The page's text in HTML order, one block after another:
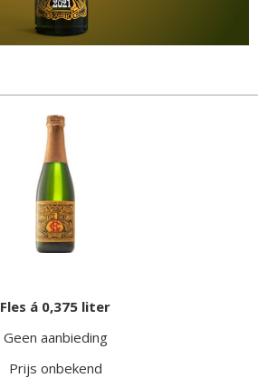
Fles á 0,375 liter
Geen aanbieding
Prijs onbekend